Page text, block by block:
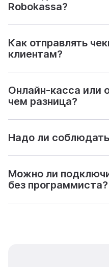
Robokassa?
Как отправлять
клиентам?
Онлайн-касса или
чем разница?
Надо ли
Можно ли
без программиста?